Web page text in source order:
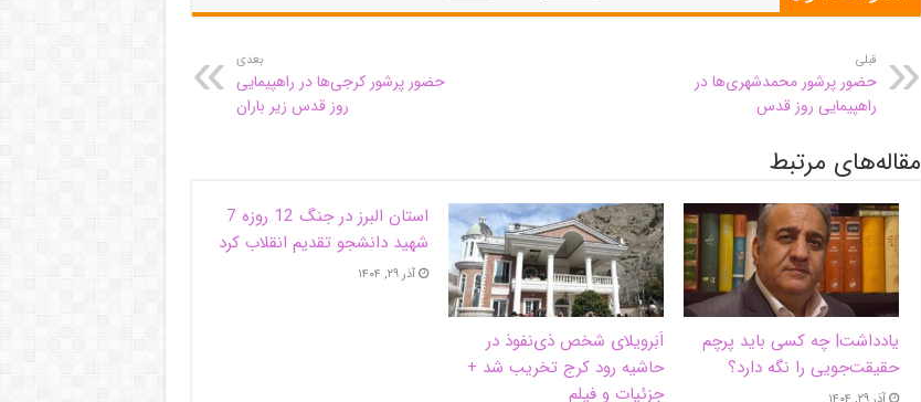
قبلی
حضور پرشور محمدشهری‌ها در
راهپیمایی روز قدس
بعدی
حضور پرشور کرجی‌ها در راهپیمایی
روز قدس زیر باران
مقاله‌های مرتبط
یادداشت| ‌چه کسی باید پرچم
حقیقت‌جویی را نگه دارد؟
اَبَر‌ویلای شخص ذی‌نفوذ در
حاشیه‌ رود کرج تخریب شد +
جزئیات و فیلم
استان البرز در جنگ 12 روزه 7
شهید دانشجو تقدیم انقلاب کرد
آذر ۲۹, ۱۴۰۴